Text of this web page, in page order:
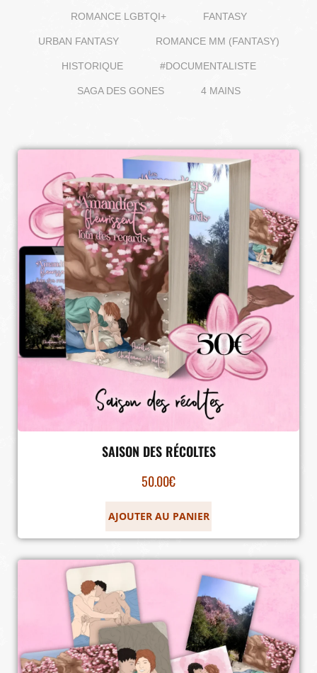
ROMANCE LGBTQI+ FANTASY
URBAN FANTASY ROMANCE MM (FANTASY)
HISTORIQUE #DOCUMENTALISTE
SAGA DES GONES 4 MAINS
SAISON DES RÉCOLTES
50.00€
AJOUTER AU PANIER